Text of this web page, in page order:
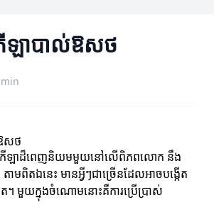
ឡាបាល់ឱសថ
សថ
ឡាដ៏ពេញនិយមមួយនៅលើពិភពលោក នឹង
ាមពិតឯនេះ មានអ្វីៗជាច្រើនដែលអាចបង្កើត
កួត។ មួយក្នុងចំណោមនោះគឺការប្រើប្រាស់